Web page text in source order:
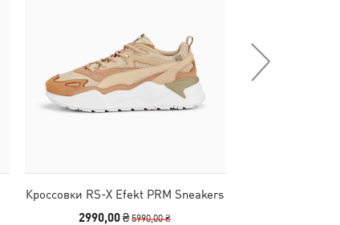
Кроссовки RS-X Efekt PRM Sneakers
2990,00 ₴5990,00 ₴